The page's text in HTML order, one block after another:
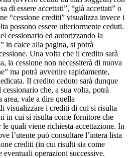
di essere accettati”, “già accettati” o
“cessione crediti” visualizza invece i
possono essere ulteriormente ceduti.
cessionario ed autorizzando la
in calce alla pagina, si potrà
Una volta che il credito sarà
la cessione non necessiterà di nuova
ma potrà avvenire rapidamente,
Il credito ceduto sarà dunque
che, a sua volta, potrà
area, vale a dire quella
visualizzare i crediti di cui si risulta
in cui si risulta come fornitore che
quali viene richiesta accettazione. In
l’utente può consultare l’intera lista
crediti (in cui risulti sia come
eventuali operazioni successive.